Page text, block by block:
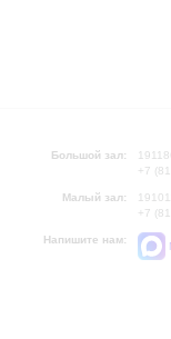
Большой зал:
+7
Малый зал:
+7
Напишите нам: